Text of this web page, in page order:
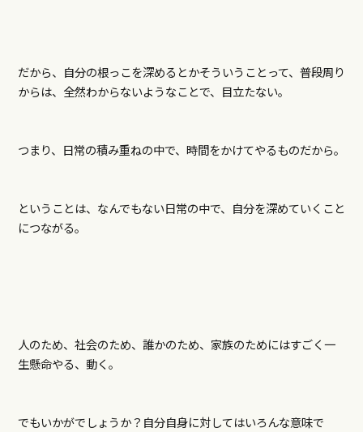
だから、自分の根っこを深めるとかそういうことって、普段周り
からは、全然わからないようなことで、目立たない。
つまり、日常の積み重ねの中で、時間をかけてやるものだから。
ということは、なんでもない日常の中で、自分を深めていくこと
につながる。
人のため、社会のため、誰かのため、家族のためにはすごく一
生懸命やる、動く。
でもいかがでしょうか？自分自身に対してはいろんな意味で